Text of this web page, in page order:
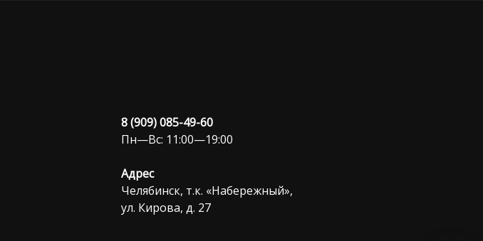
8 (909) 085-49-60
Пн—Вс: 11:00—19:00
Адрес
Челябинск, т.к. «Набережный»,
ул. Кирова, д. 27